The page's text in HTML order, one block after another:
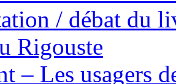
/ débat du
Rigouste
– Les usagers